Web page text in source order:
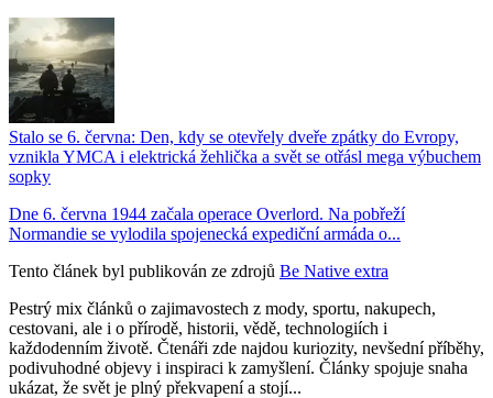
Stalo se 6. června: Den, kdy se otevřely dveře zpátky do Evropy,
vznikla YMCA i elektrická žehlička a svět se otřásl mega výbuchem
sopky
Dne 6. června 1944 začala operace Overlord. Na pobřeží
Normandie se vylodila spojenecká expediční armáda o...
Tento článek byl publikován ze zdrojů Be Native extra
Pestrý mix článků o zajimavostech z mody, sportu, nakupech,
cestovani, ale i o přírodě, historii, vědě, technologiích i
každodenním životě. Čtenáři zde najdou kuriozity, nevšední příběhy,
podivuhodné objevy i inspiraci k zamyšlení. Články spojuje snaha
ukázat, že svět je plný překvapení a stojí...